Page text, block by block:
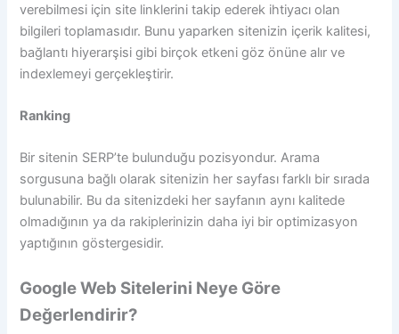
verebilmesi için site linklerini takip ederek ihtiyacı olan
bilgileri toplamasıdır. Bunu yaparken sitenizin içerik kalitesi,
bağlantı hiyerarşisi gibi birçok etkeni göz önüne alır ve
indexlemeyi gerçekleştirir.
Ranking
Bir sitenin SERP’te bulunduğu pozisyondur. Arama
sorgusuna bağlı olarak sitenizin her sayfası farklı bir sırada
bulunabilir. Bu da sitenizdeki her sayfanın aynı kalitede
olmadığının ya da rakiplerinizin daha iyi bir optimizasyon
yaptığının göstergesidir.
Google Web Sitelerini Neye Göre
Değerlendirir?